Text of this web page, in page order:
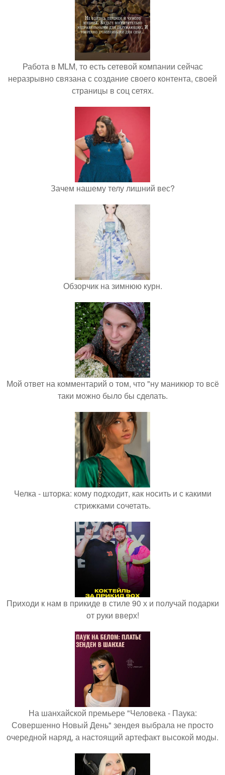
Работа в MLM, то есть сетевой компании сейчас
неразрывно связана с создание своего контента, своей
страницы в соц сетях.
Зачем нашему телу лишний вес?
Обзорчик на зимнюю курн.
Мой ответ на комментарий о том, что "ну маникюр то всё
таки можно было бы сделать.
Челка - шторка: кому подходит, как носить и с какими
стрижками сочетать.
Приходи к нам в прикиде в стиле 90 х и получай подарки
от руки вверх!
На шанхайской премьере "Человека - Паука:
Совершенно Новый День" зендея выбрала не просто
очередной наряд, а настоящий артефакт высокой моды.